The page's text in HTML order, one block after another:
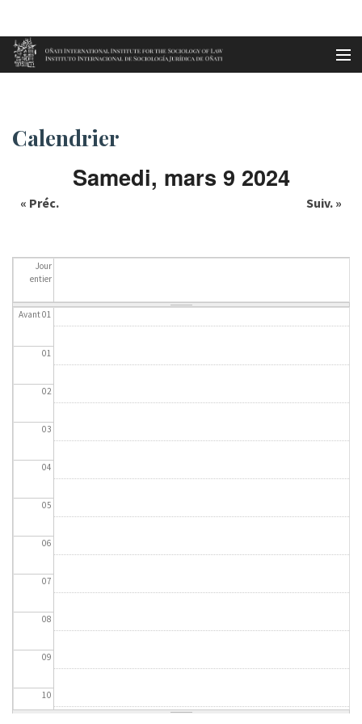
Aller au contenu principal
Accueil Calendrier
Calendrier
Samedi, mars 9 2024
« Préc. Suiv. »
Jour
entier
Avant 01
01
02
03
04
05
06
07
08
09
10